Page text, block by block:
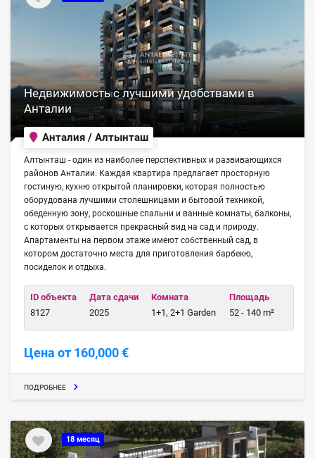
Недвижимость с лучшими удобствами в
Анталии
Анталия / Алтынташ
Алтынташ - один из наиболее перспективных и развивающихся
районов Анталии. Каждая квартира предлагает просторную
гостиную, кухню открытой планировки, которая полностью
оборудована лучшими столешницами и бытовой техникой,
обеденную зону, роскошные спальни и ванные комнаты, балконы,
с которых открывается прекрасный вид на сад и природу.
Апартаменты на первом этаже имеют собственный сад, в
котором достаточно места для приготовления барбекю,
посиделок и отдыха.
ID объекта
8127
Дата сдачи
2025
Комната
1+1, 2+1 Garden
Площадь
52 - 140 m²
Цена от 160,000 €
ПОДРОБНЕЕ
18 месяц